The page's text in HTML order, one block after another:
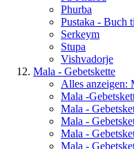
Phurba
Pustaka - Buch
Serkeym
Stupa
Vishvadorje
Mala - Gebetskette
Alles anzeigen:
Mala -
Mala -
Mala -
Mala -
Mala -